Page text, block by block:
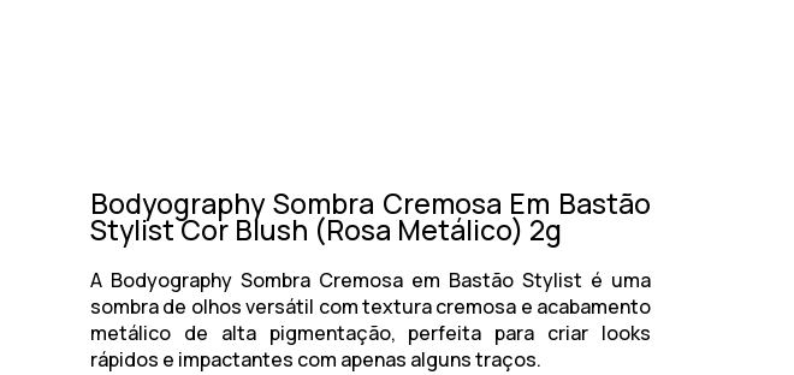
Bodyography Sombra Cremosa Em Bastão
Stylist Cor Blush (Rosa Metálico) 2g
A Bodyography Sombra Cremosa em Bastão Stylist é uma
sombra de olhos versátil com textura cremosa e acabamento
metálico de alta pigmentação, perfeita para criar looks
rápidos e impactantes com apenas alguns traços.